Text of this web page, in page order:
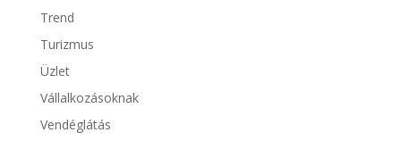
Trend
Turizmus
Üzlet
Vállalkozásoknak
Vendéglátás